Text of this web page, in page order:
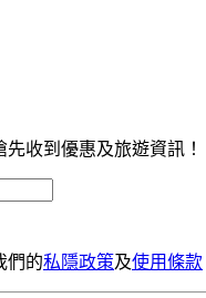
先收到優惠及旅遊資訊！
們的私隱政策及使用條款